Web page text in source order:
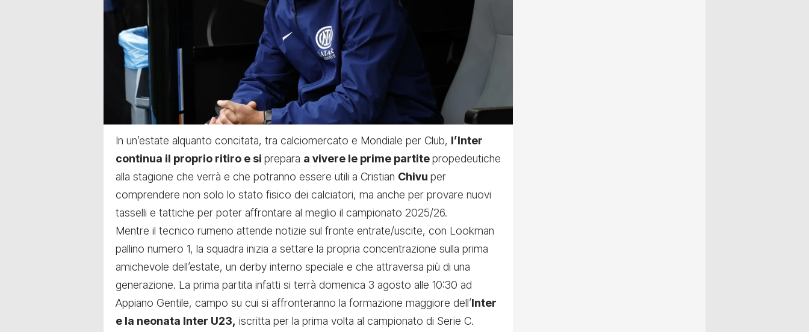
In un’estate alquanto concitata, tra calciomercato e Mondiale per Club, l’Inter
continua il proprio ritiro e si prepara a vivere le prime partitepropedeutiche
alla stagione che verrà e che potranno essere utili a Cristian Chivu per
comprendere non solo lo stato fisico dei calciatori, ma anche per provare nuovi
tasselli e tattiche per poter affrontare al meglio il campionato 2025/26.
Mentre il tecnico rumeno attende notizie sul fronte entrate/uscite, con Lookman
pallino numero 1, la squadra inizia a settare la propria concentrazione sulla prima
amichevole dell’estate, un derby interno speciale e che attraversa più di una
generazione. La prima partita infatti si terrà domenica 3 agosto alle 10:30 ad
Appiano Gentile, campo su cui si affronteranno la formazione maggiore dell’Inter
e la neonata Inter U23, iscritta per la prima volta al campionato di Serie C.